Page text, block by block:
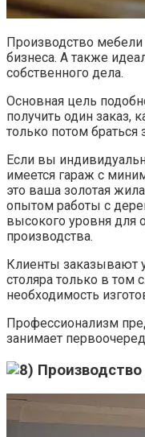
Производство мебели
бизнеса. А также
собственного дела.
Основная цель
получить один заказ,
только потом браться
Если вы
имеется гараж с
это ваша золотая
опытом работы с
высокого уровня для
производства.
Клиенты заказывают
столяра только в том
необходимость
Профессионализм
занимает